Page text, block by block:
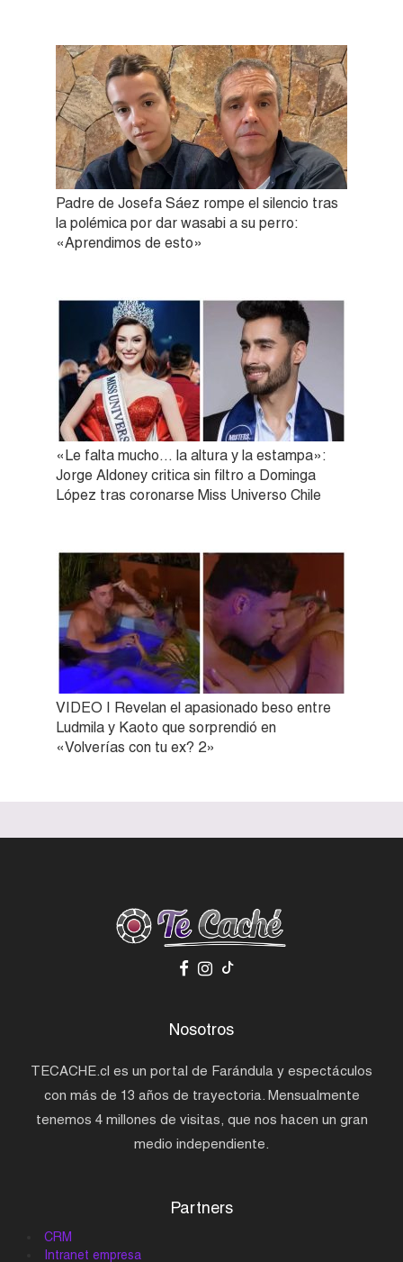
Padre de Josefa Sáez rompe el silencio tras
la polémica por dar wasabi a su perro:
«Aprendimos de esto»
«Le falta mucho… la altura y la estampa»:
Jorge Aldoney critica sin filtro a Dominga
López tras coronarse Miss Universo Chile
VIDEO | Revelan el apasionado beso entre
Ludmila y Kaoto que sorprendió en
«Volverías con tu ex? 2»
Nosotros
TECACHE.cl es un portal de Farándula y espectáculos
con más de 13 años de trayectoria. Mensualmente
tenemos 4 millones de visitas, que nos hacen un gran
medio independiente.
Partners
CRM
Intranet empresa